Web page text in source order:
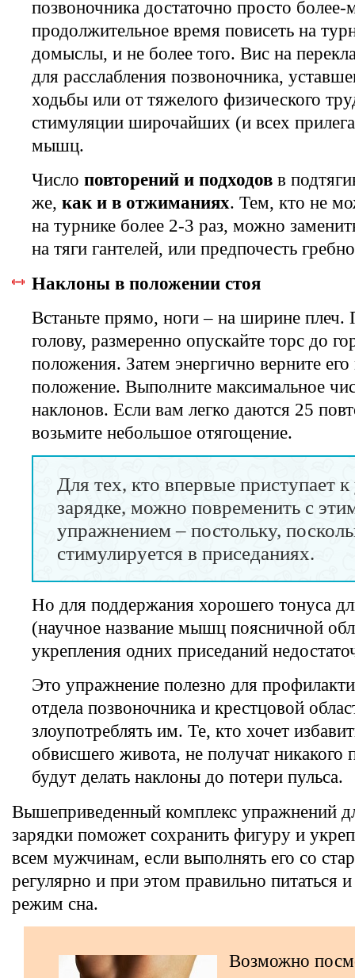
позвоночника достаточно просто более-
продолжительное время повисеть на
домыслы, и не более того. Вис на
для расслабления позвоночника,
ходьбы или от тяжелого физического
стимуляции широчайших (и всех
мышц.
Число повторений и подходов в
же, как и в отжиманиях. Тем, кто не
на турнике более 2-3 раз, можно
на тяги гантелей, или предпочесть
Наклоны в положении стоя
Встаньте прямо, ноги – на ширине плеч.
голову, размеренно опускайте торс до
положения. Затем энергично верните его
положение. Выполните максимальное
наклонов. Если вам легко даются 25
возьмите небольшое отягощение.
Для тех, кто впервые приступает
зарядке, можно повременить с
упражнением – постольку,
стимулируется в приседаниях.
Но для поддержания хорошего тонуса
(научное название мышц поясничной
укрепления одних приседаний
Это упражнение полезно для
отдела позвоночника и крестцовой
злоупотреблять им. Те, кто хочет
обвисшего живота, не получат никакого
будут делать наклоны до потери пульса.
Вышеприведенный комплекс упражнений
зарядки поможет сохранить фигуру и
всем мужчинам, если выполнять его со
регулярно и при этом правильно питаться
режим сна.
Возможно